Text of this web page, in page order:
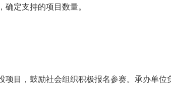
定支持的项目数量。
项目，鼓励社会组织积极报名参赛。承办单位